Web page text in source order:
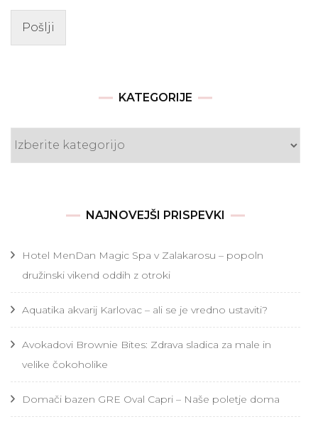
Pošlji
KATEGORIJE
Kategorije
NAJNOVEJŠI PRISPEVKI
Hotel MenDan Magic Spa v Zalakarosu – popoln
družinski vikend oddih z otroki
Aquatika akvarij Karlovac – ali se je vredno ustaviti?
Avokadovi Brownie Bites: Zdrava sladica za male in
velike čokoholike
Domači bazen GRE Oval Capri – Naše poletje doma